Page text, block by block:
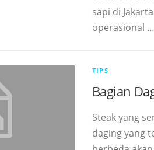
sapi di
operasional …
TIPS
Bagian
Steak yang
daging yang